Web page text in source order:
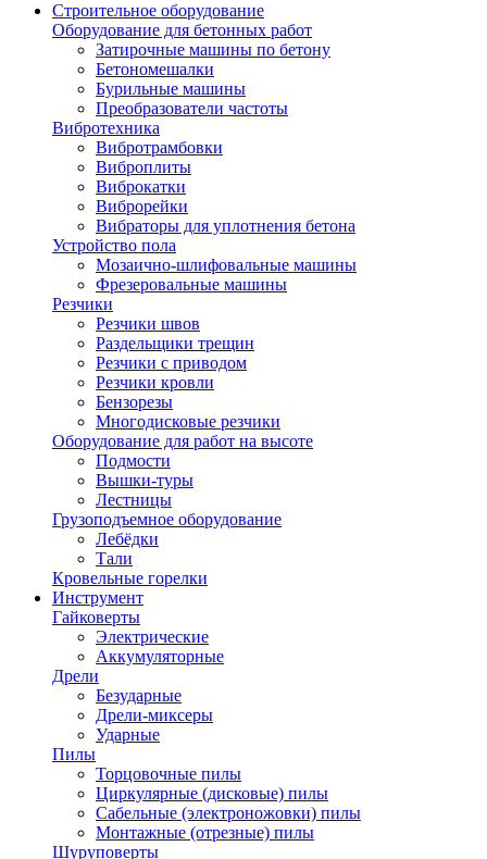
Строительное оборудование
Оборудование для бетонных работ
Затирочные машины по бетону
Бетономешалки
Бурильные машины
Преобразователи частоты
Вибротехника
Вибротрамбовки
Виброплиты
Виброкатки
Виброрейки
Вибраторы для уплотнения бетона
Устройство пола
Мозаично-шлифовальные машины
Фрезеровальные машины
Резчики
Резчики швов
Раздельщики трещин
Резчики с приводом
Резчики кровли
Бензорезы
Многодисковые резчики
Оборудование для работ на высоте
Подмости
Вышки-туры
Лестницы
Грузоподъемное оборудование
Лебёдки
Тали
Кровельные горелки
Инструмент
Гайковерты
Электрические
Аккумуляторные
Дрели
Безударные
Дрели-миксеры
Ударные
Пилы
Торцовочные пилы
Циркулярные (дисковые) пилы
Сабельные (электроножовки) пилы
Монтажные (отрезные) пилы
Шуруповерты